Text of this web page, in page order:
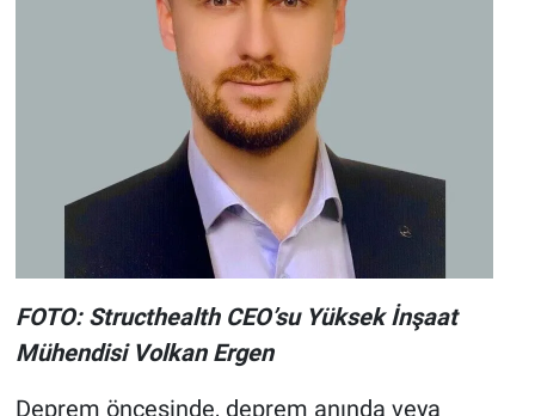
FOTO: Structhealth CEO’su Yüksek İnşaat
Mühendisi Volkan Ergen
Deprem öncesinde, deprem anında veya